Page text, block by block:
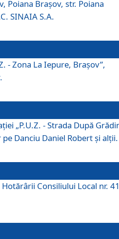
Poiana Braşov, str. Poiana
SINAIA S.A.
- Zona La Iepure, Braşov”,
„P.U.Z. - Strada După
Danciu Daniel Robert şi alţii.
Consiliului Local nr.